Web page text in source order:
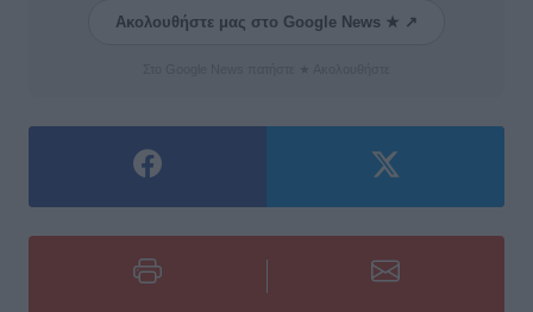
Ακολουθήστε μας στο Google News ★ ↗